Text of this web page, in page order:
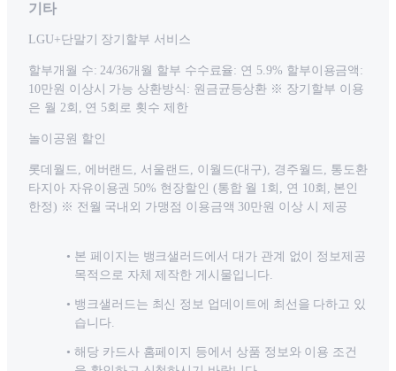
기타
LGU+단말기 장기할부 서비스
할부개월 수: 24/36개월 할부 수수료율: 연 5.9% 할부이용금액:
10만원 이상시 가능 상환방식: 원금균등상환 ※ 장기할부 이용
은 월 2회, 연 5회로 횟수 제한
놀이공원 할인
롯데월드, 에버랜드, 서울랜드, 이월드(대구), 경주월드, 통도환
타지아 자유이용권 50% 현장할인 (통합 월 1회, 연 10회, 본인
한정) ※ 전월 국내외 가맹점 이용금액 30만원 이상 시 제공
본 페이지는 뱅크샐러드에서 대가 관계 없이 정보제공
목적으로 자체 제작한 게시물입니다.
뱅크샐러드는 최신 정보 업데이트에 최선을 다하고 있
습니다.
해당 카드사 홈페이지 등에서 상품 정보와 이용 조건